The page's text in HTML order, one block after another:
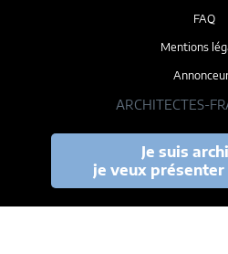
FAQ
Mentions
ARCHITECTES-
Je suis
je veux